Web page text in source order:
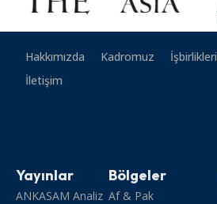
Hakkımızda Kadromuz İşbirlikleri
İletişim
Yayınlar
ANKASAM Analiz
Bölgeler
Af & Pak